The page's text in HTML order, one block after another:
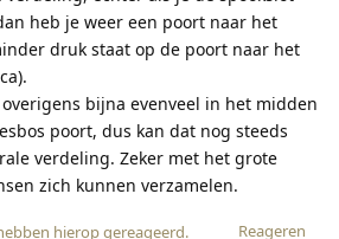
heb je weer een poort naar het
druk staat op de poort naar het
bijna evenveel in het midden
poort, dus kan dat nog steeds
verdeling. Zeker met het grote
zich kunnen verzamelen.
Reageren
hierop gereageerd.